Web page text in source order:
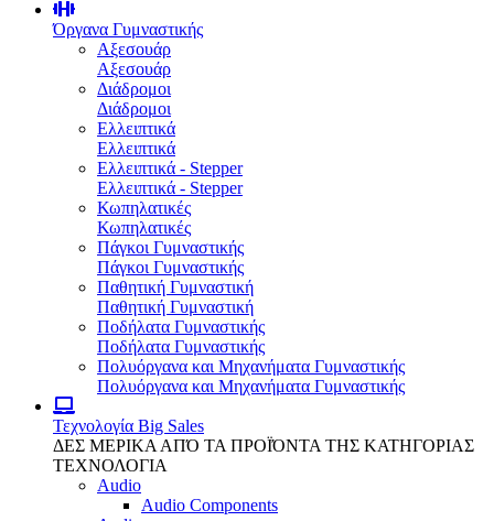
Όργανα Γυμναστικής
Αξεσουάρ
Αξεσουάρ
Διάδρομοι
Διάδρομοι
Ελλειπτικά
Ελλειπτικά
Ελλειπτικά - Stepper
Ελλειπτικά - Stepper
Κωπηλατικές
Κωπηλατικές
Πάγκοι Γυμναστικής
Πάγκοι Γυμναστικής
Παθητική Γυμναστική
Παθητική Γυμναστική
Ποδήλατα Γυμναστικής
Ποδήλατα Γυμναστικής
Πολυόργανα και Μηχανήματα Γυμναστικής
Πολυόργανα και Μηχανήματα Γυμναστικής
Τεχνολογία Big Sales
ΔΕΣ ΜΕΡΙΚΑ ΑΠΌ ΤΑ ΠΡΟΪΌΝΤΑ ΤΗΣ ΚΑΤΗΓΟΡΙΑΣ
ΤΕΧΝΟΛΟΓΙΑ
Audio
Audio Components